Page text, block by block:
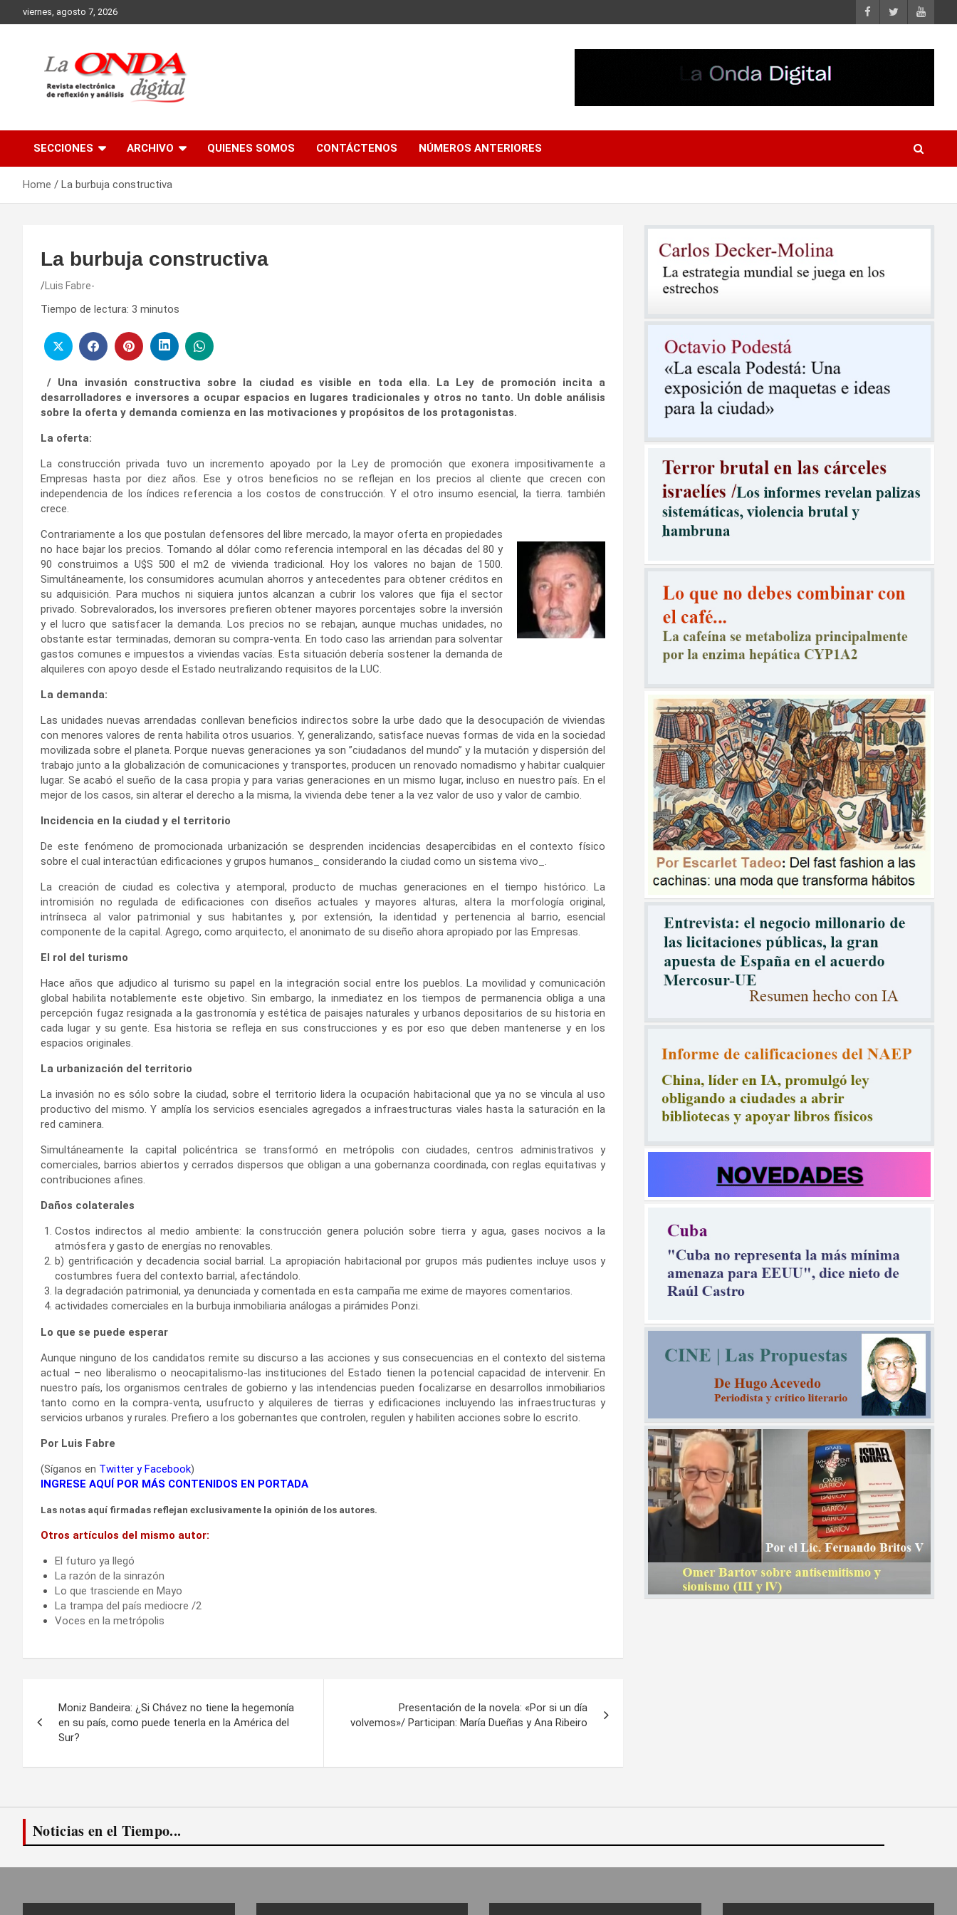
to
viernes, agosto 7, 2026
SECCIONES ARCHIVO QUIENES SOMOS CONTÁCTENOS NÚMEROS ANTERIORES
Home La burbuja constructiva
La burbuja constructiva
Luis Fabre-
Tiempo de lectura: 3 minutos
/ Una invasión constructiva sobre la ciudad es visible en toda ella. La Ley de promoción incita a
desarrolladores e inversores a ocupar espacios en lugares tradicionales y otros no tanto. Un doble análisis
sobre la oferta y demanda comienza en las motivaciones y propósitos de los protagonistas.
La oferta:
La construcción privada tuvo un incremento apoyado por la Ley de promoción que exonera impositivamente a
Empresas hasta por diez años. Ese y otros beneficios no se reflejan en los precios al cliente que crecen con
independencia de los índices referencia a los costos de construcción. Y el otro insumo esencial, la tierra. también
crece.
Contrariamente a los que postulan defensores del libre mercado, la mayor oferta en propiedades
no hace bajar los precios. Tomando al dólar como referencia intemporal en las décadas del 80 y
90 construimos a U$S 500 el m2 de vivienda tradicional. Hoy los valores no bajan de 1500.
Simultáneamente, los consumidores acumulan ahorros y antecedentes para obtener créditos en
su adquisición. Para muchos ni siquiera juntos alcanzan a cubrir los valores que fija el sector
privado. Sobrevalorados, los inversores prefieren obtener mayores porcentajes sobre la inversión
y el lucro que satisfacer la demanda. Los precios no se rebajan, aunque muchas unidades, no
obstante estar terminadas, demoran su compra-venta. En todo caso las arriendan para solventar
gastos comunes e impuestos a viviendas vacías. Esta situación debería sostener la demanda de
alquileres con apoyo desde el Estado neutralizando requisitos de la LUC.
La demanda:
Las unidades nuevas arrendadas conllevan beneficios indirectos sobre la urbe dado que la desocupación de viviendas
con menores valores de renta habilita otros usuarios. Y, generalizando, satisface nuevas formas de vida en la sociedad
movilizada sobre el planeta. Porque nuevas generaciones ya son ”ciudadanos del mundo” y la mutación y dispersión del
trabajo junto a la globalización de comunicaciones y transportes, producen un renovado nomadismo y habitar cualquier
lugar. Se acabó el sueño de la casa propia y para varias generaciones en un mismo lugar, incluso en nuestro país. En el
mejor de los casos, sin alterar el derecho a la misma, la vivienda debe tener a la vez valor de uso y valor de cambio.
Incidencia en la ciudad y el territorio
De este fenómeno de promocionada urbanización se desprenden incidencias desapercibidas en el contexto físico
sobre el cual interactúan edificaciones y grupos humanos_ considerando la ciudad como un sistema vivo_.
La creación de ciudad es colectiva y atemporal, producto de muchas generaciones en el tiempo histórico. La
intromisión no regulada de edificaciones con diseños actuales y mayores alturas, altera la morfología original,
intrínseca al valor patrimonial y sus habitantes y, por extensión, la identidad y pertenencia al barrio, esencial
componente de la capital. Agrego, como arquitecto, el anonimato de su diseño ahora apropiado por las Empresas.
El rol del turismo
Hace años que adjudico al turismo su papel en la integración social entre los pueblos. La movilidad y comunicación
global habilita notablemente este objetivo. Sin embargo, la inmediatez en los tiempos de permanencia obliga a una
percepción fugaz resignada a la gastronomía y estética de paisajes naturales y urbanos depositarios de su historia en
cada lugar y su gente. Esa historia se refleja en sus construcciones y es por eso que deben mantenerse y en los
espacios originales.
La urbanización del territorio
La invasión no es sólo sobre la ciudad, sobre el territorio lidera la ocupación habitacional que ya no se vincula al uso
productivo del mismo. Y amplía los servicios esenciales agregados a infraestructuras viales hasta la saturación en la
red caminera.
Simultáneamente la capital policéntrica se transformó en metrópolis con ciudades, centros administrativos y
comerciales, barrios abiertos y cerrados dispersos que obligan a una gobernanza coordinada, con reglas equitativas y
contribuciones afines.
Daños colaterales
Costos indirectos al medio ambiente: la construcción genera polución sobre tierra y agua, gases nocivos a la
atmósfera y gasto de energías no renovables.
b) gentrificación y decadencia social barrial. La apropiación habitacional por grupos más pudientes incluye usos y
costumbres fuera del contexto barrial, afectándolo.
la degradación patrimonial, ya denunciada y comentada en esta campaña me exime de mayores comentarios.
actividades comerciales en la burbuja inmobiliaria análogas a pirámides Ponzi.
Lo que se puede esperar
Aunque ninguno de los candidatos remite su discurso a las acciones y sus consecuencias en el contexto del sistema
actual – neo liberalismo o neocapitalismo-las instituciones del Estado tienen la potencial capacidad de intervenir. En
nuestro país, los organismos centrales de gobierno y las intendencias pueden focalizarse en desarrollos inmobiliarios
tanto como en la compra-venta, usufructo y alquileres de tierras y edificaciones incluyendo las infraestructuras y
servicios urbanos y rurales. Prefiero a los gobernantes que controlen, regulen y habiliten acciones sobre lo escrito.
Por Luis Fabre
(Síganos en Twitter yFacebook)
INGRESE AQUÍ POR MÁS CONTENIDOS EN PORTADA
Las notas aquí firmadas reflejan exclusivamente la opinión de los autores.
Otros artículos del mismo autor:
El futuro ya llegó
La razón de la sinrazón
Lo que trasciende en Mayo
La trampa del país mediocre /2
Voces en la metrópolis
de
Moniz Bandeira: ¿Si Chávez no tiene la hegemonía
en su país, como puede tenerla en la América del
Sur?
Presentación de la novela: «Por si un día
volvemos»/ Participan: María Dueñas y Ana Ribeiro
Noticias en el Tiempo...